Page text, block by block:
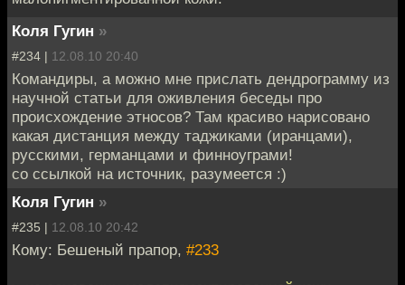
Коля Гугин »
#234 | 12.08.10 20:40
Командиры, а можно мне прислать дендрограмму из
научной статьи для оживления беседы про
происхождение этносов? Там красиво нарисовано
какая дистанция между таджиками (иранцами),
русскими, германцами и финноуграми!
со ссылкой на источник, разумеется :)
Коля Гугин »
#235 | 12.08.10 20:42
Кому: Бешеный прапор, #233